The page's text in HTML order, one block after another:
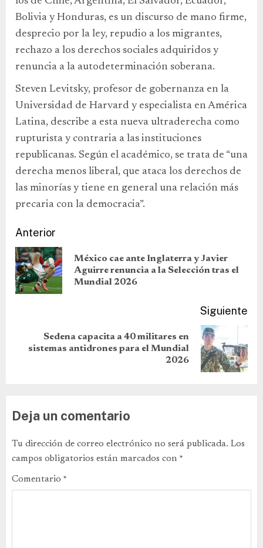
Bolivia y Honduras, es un discurso de mano firme,
desprecio por la ley, repudio a los migrantes,
rechazo a los derechos sociales adquiridos y
renuncia a la autodeterminación soberana.
Steven Levitsky, profesor de gobernanza en la
Universidad de Harvard y especialista en América
Latina, describe a esta nueva ultraderecha como
rupturista y contraria a las instituciones
republicanas. Según el académico, se trata de “una
derecha menos liberal, que ataca los derechos de
las minorías y tiene en general una relación más
precaria con la democracia”.
Anterior
México cae ante Inglaterra y Javier
Aguirre renuncia a la Selección tras el
Mundial 2026
Siguiente
Sedena capacita a 40 militares en
sistemas antidrones para el Mundial
2026
Deja un comentario
Tu dirección de correo electrónico no será publicada. Los
campos obligatorios están marcados con *
Comentario *